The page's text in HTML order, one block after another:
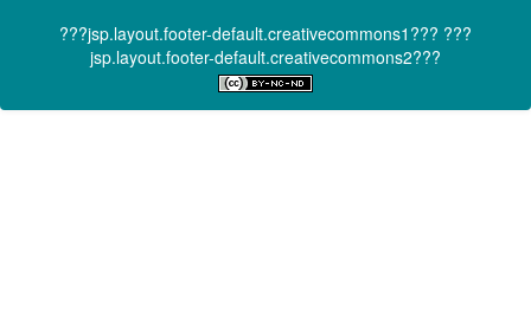
???jsp.layout.footer-default.creativecommons1??? ???
jsp.layout.footer-default.creativecommons2???